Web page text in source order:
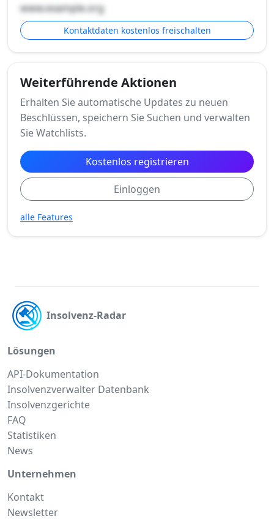
www.example.org
Kontaktdaten kostenlos freischalten
Weiterführende Aktionen
Erhalten Sie automatische Updates zu neuen
Beschlüssen, speichern Sie Suchen und verwalten
Sie Watchlists.
Kostenlos registrieren
Einloggen
alle Features
Insolvenz-Radar
Lösungen
API-Dokumentation
Insolvenzverwalter Datenbank
Insolvenzgerichte
FAQ
Statistiken
News
Unternehmen
Kontakt
Newsletter